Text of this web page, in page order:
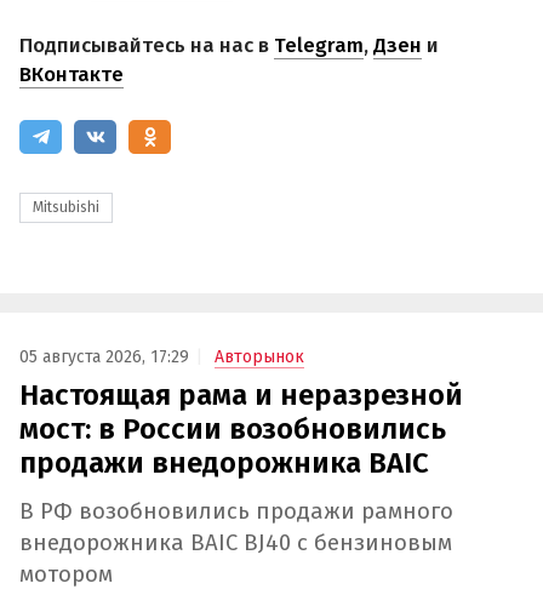
Подписывайтесь на нас в Telegram,Дзен и
ВКонтакте
Mitsubishi
05 августа 2026, 17:29 Авторынок
Настоящая рама и неразрезной
мост: в России возобновились
продажи внедорожника BAIC
В РФ возобновились продажи рамного
внедорожника BAIC BJ40 с бензиновым
мотором